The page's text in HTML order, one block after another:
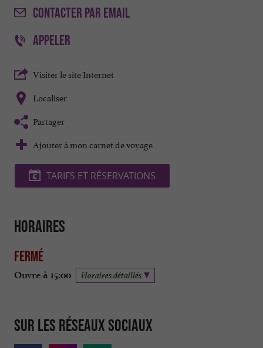
CONTACTER PAR EMAIL
APPELER
Visiter le site Internet
Localiser
Partager
Ajouter à mon carnet de voyage
TARIFS ET RÉSERVATIONS
Horaires
Fermé
Ouvre à 15:00 Horaires détaillés
Sur les réseaux sociaux